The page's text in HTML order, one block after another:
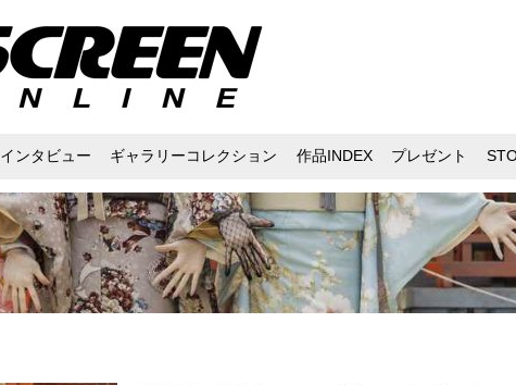
インタビュー ギャラリーコレクション 作品INDEX プレゼント